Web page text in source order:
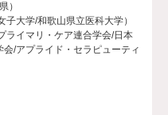
）
大学/和歌山県立医科大学）
ライマリ・ケア連合学会/日本
/アプライド・セラピューティ